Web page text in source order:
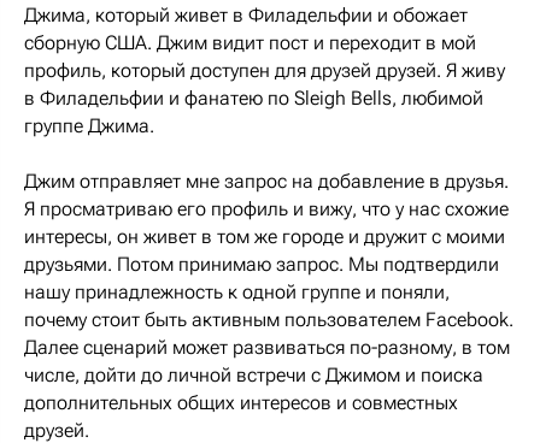
Джима, который живет в Филадельфии и обожает
сборную США. Джим видит пост и переходит в мой
профиль, который доступен для друзей друзей. Я живу
в Филадельфии и фанатею по Sleigh Bells, любимой
группе Джима.
Джим отправляет мне запрос на добавление в друзья.
Я просматриваю его профиль и вижу, что у нас схожие
интересы, он живет в том же городе и дружит с моими
друзьями. Потом принимаю запрос. Мы подтвердили
нашу принадлежность к одной группе и поняли,
почему стоит быть активным пользователем Facebook.
Далее сценарий может развиваться по-разному, в том
числе, дойти до личной встречи с Джимом и поиска
дополнительных общих интересов и совместных
друзей.